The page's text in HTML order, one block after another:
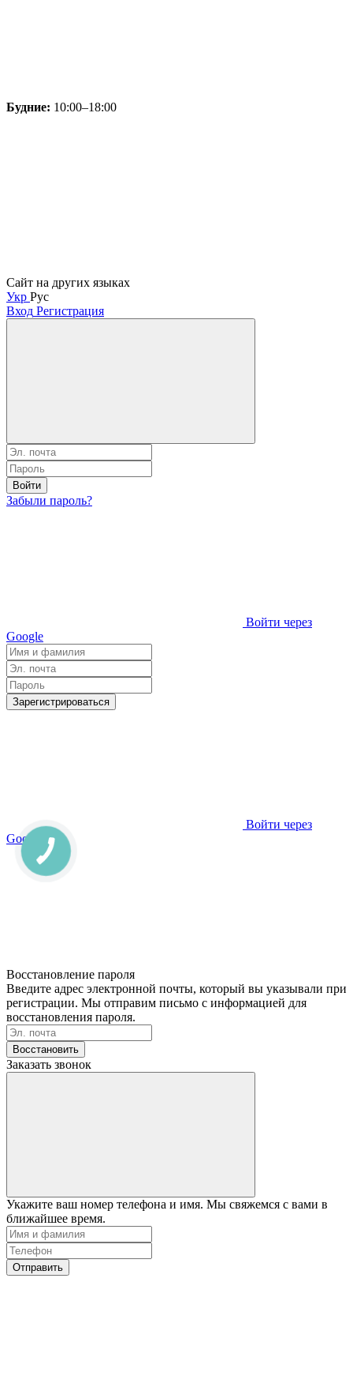
Будние: 10:00–18:00
Сайт на других языках
Укр Рус
Вход Регистрация
Войти
Забыли пароль?
Войти через
Google
Зарегистрироваться
Войти через
Google
Восстановление пароля
Введите адрес электронной почты, который вы указывали при
регистрации. Мы отправим письмо с информацией для
восстановления пароля.
Восстановить
Заказать звонок
Укажите ваш номер телефона и имя. Мы свяжемся с вами в
ближайшее время.
Отправить